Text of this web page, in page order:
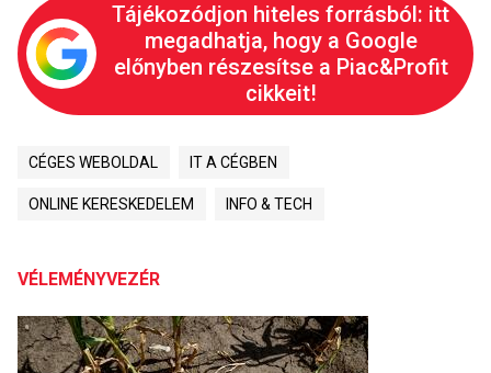
Tájékozódjon hiteles forrásból: itt
megadhatja, hogy a Google
előnyben részesítse a Piac&Profit
cikkeit!
CÉGES WEBOLDAL IT A CÉGBEN
ONLINE KERESKEDELEM INFO & TECH
VÉLEMÉNYVEZÉR